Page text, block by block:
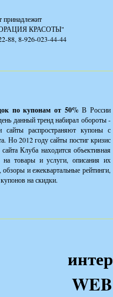
принадлежит
КРАСОТЫ"
88, 8-926-023-44-44
по купонам от 50%В России
данный тренд набирал обороты -
сайты распространяют купоны с
Но 2012 году сайты постиг кризис
Клуба находится объективная
товары и услуги, описания их
и ежеквартальные рейтинги,
на скидки.